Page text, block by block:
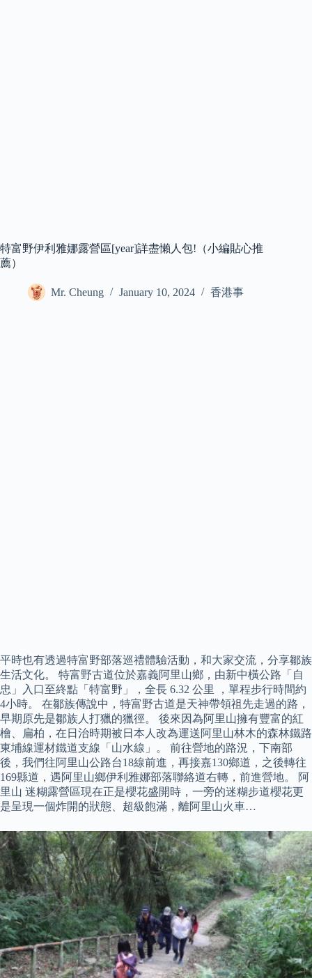
特富野伊利雅娜露營區[year]詳盡懶人包!（小編貼心推
薦）
Mr. Cheung January 10, 2024 香港事
平時也有透過特富野部落巡禮體驗活動，和大家交流，分享鄒族
生活文化。 特富野古道位於嘉義阿里山鄉，由新中橫公路「自
忠」入口至終點「特富野」，全長 6.32 公里 ，單程步行時間約
4小時。 在鄒族傳說中，特富野古道是天神帶領祖先走過的路，
早期原先是鄒族人打獵的獵徑。 後來因為阿里山擁有豐富的紅
檜、扁柏，在日治時期被日本人改為運送阿里山林木的森林鐵路
東埔線運材鐵道支線「山水線」。 前往營地的路況，下南部
後，我們往阿里山公路台18線前進，再接嘉130鄉道，之後轉往
169縣道，遇阿里山鄉伊利雅娜部落聯絡道右轉，前進營地。 阿
里山 迷糊露營區現在正是櫻花盛開時，一旁的迷糊步道櫻花更
是呈現一個炸開的狀態、超級飽滿，離阿里山火車…